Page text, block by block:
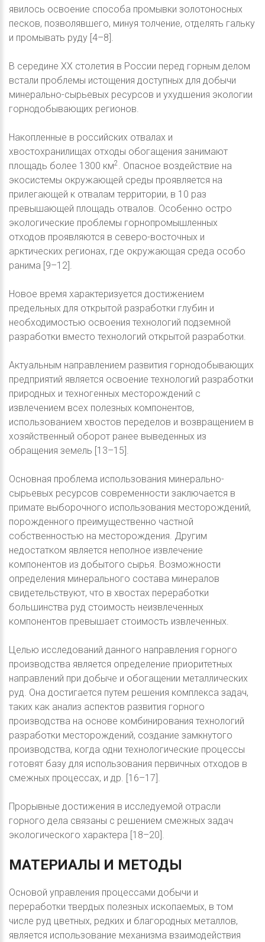
явилось освоение способа промывки золотоносных
песков, позволявшего, минуя толчение, отделять гальку
и промывать руду [4–8].
В середине XX столетия в России перед горным делом
встали проблемы истощения доступных для добычи
минерально-сырьевых ресурсов и ухудшения экологии
горнодобывающих регионов.
Накопленные в российских отвалах и
хвостохранилищах отходы обогащения занимают
площадь более 1300 км2. Опасное воздействие на
экосистемы окружающей среды проявляется на
прилегающей к отвалам территории, в 10 раз
превышающей площадь отвалов. Особенно остро
экологические проблемы горнопромышленных
отходов проявляются в северо-восточных и
арктических регионах, где окружающая среда особо
ранима [9–12].
Новое время характеризуется достижением
предельных для открытой разработки глубин и
необходимостью освоения технологий подземной
разработки вместо технологий открытой разработки.
Актуальным направлением развития горнодобывающих
предприятий является освоение технологий разработки
природных и техногенных месторождений с
извлечением всех полезных компонентов,
использованием хвостов переделов и возвращением в
хозяйственный оборот ранее выведенных из
обращения земель [13–15].
Основная проблема использования минерально-
сырьевых ресурсов современности заключается в
примате выборочного использования месторождений,
порожденного преимущественно частной
собственностью на месторождения. Другим
недостатком является неполное извлечение
компонентов из добытого сырья. Возможности
определения минерального состава минералов
свидетельствуют, что в хвостах переработки
большинства руд стоимость неизвлеченных
компонентов превышает стоимость извлеченных.
Целью исследований данного направления горного
производства является определение приоритетных
направлений при добыче и обогащении металлических
руд. Она достигается путем решения комплекса задач,
таких как анализ аспектов развития горного
производства на основе комбинирования технологий
разработки месторождений, создание замкнутого
производства, когда одни технологические процессы
готовят базу для использования первичных отходов в
смежных процессах, и др. [16–17].
Прорывные достижения в исследуемой отрасли
горного дела связаны с решением смежных задач
экологического характера [18–20].
МАТЕРИАЛЫ И МЕТОДЫ
Основой управления процессами добычи и
переработки твердых полезных ископаемых, в том
числе руд цветных, редких и благородных металлов,
является использование механизма взаимодействия